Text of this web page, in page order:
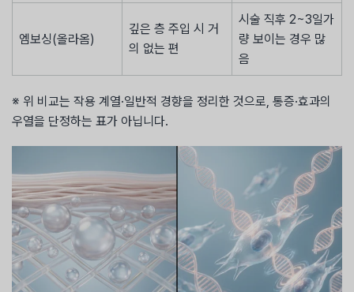
엠보싱(올라옴)
깊은 층 주입 시 거
의 없는 편
시술 직후 2~3일가
량 보이는 경우 많
음
※ 위 비교는 작용 계열·일반적 경향을 정리한 것으로, 통증·효과의
우열을 단정하는 표가 아닙니다.